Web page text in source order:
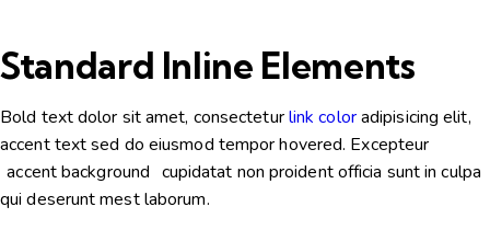
Standard Inline Elements
Bold textdolor sit amet, consecteturlink coloradipisicing elit,
accent text sed do eiusmod tempor hovered. Excepteur
accent background cupidatat non proident officia sunt in culpa
qui deserunt mest laborum.